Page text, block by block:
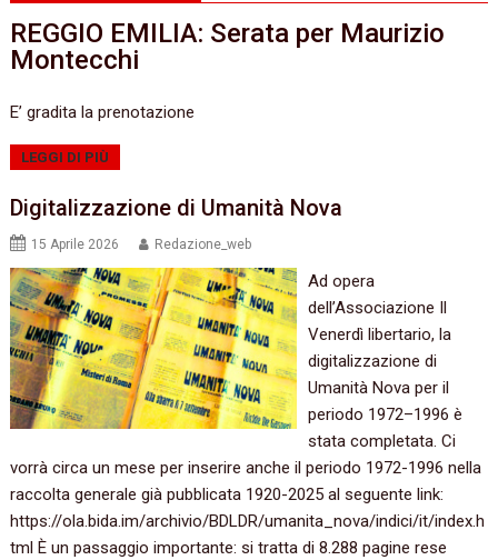
REGGIO EMILIA: Serata per Maurizio
Montecchi
E’ gradita la prenotazione
LEGGI DI PIÙ
Digitalizzazione di Umanità Nova
15 Aprile 2026 Redazione_web
Ad opera
dell’Associazione Il
Venerdì libertario, la
digitalizzazione di
Umanità Nova per il
periodo 1972–1996 è
stata completata. Ci
vorrà circa un mese per inserire anche il periodo 1972-1996 nella
raccolta generale già pubblicata 1920-2025 al seguente link:
https://ola.bida.im/archivio/BDLDR/umanita_nova/indici/it/index.h
tml È un passaggio importante: si tratta di 8.288 pagine rese